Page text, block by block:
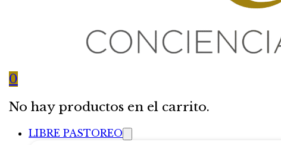
0
No hay productos en el carrito.
LIBRE PASTOREO